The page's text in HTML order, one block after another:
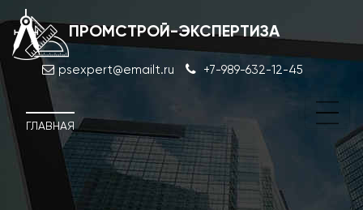
ПРОМСТРОЙ-ЭКСПЕРТИЗА
psexpert@emailt.ru +7-989-632-12-45
ГЛАВНАЯ